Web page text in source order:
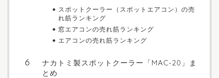
スポットクーラー（スポットエアコン）の売
れ筋ランキング
窓エアコンの売れ筋ランキング
エアコンの売れ筋ランキング
ナカトミ製スポットクーラー「MAC-20」ま
とめ